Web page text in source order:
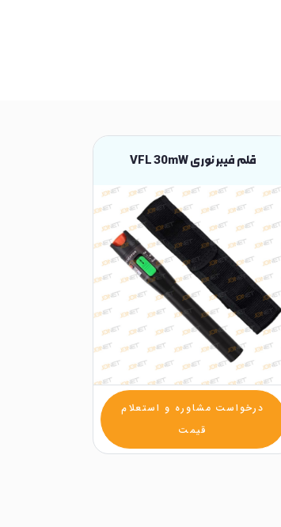
قلم فیبر نوری VFL 30mW
درخواست مشاوره و استعلام
قیمت